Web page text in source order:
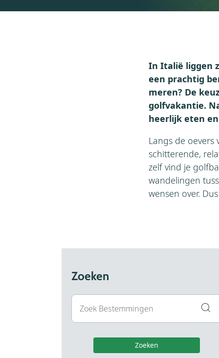
In Italië liggen
een prachtig
meren? De
golfvakantie.
heerlijk eten
Langs de oevers
schitterende,
zelf vind je
wandelingen
wensen over.
Zoeken
Zoeken